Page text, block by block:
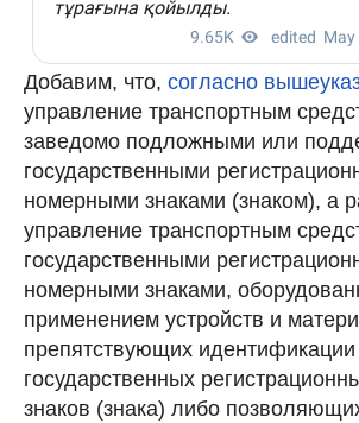
Добавим, что, согласно
управление транспортным
заведомо подложными или
государственными
номерными знаками (знаком), а
управление транспортным
государственными
номерными знаками,
применением устройств и
препятствующих идентификации
государственных
знаков (знака) либо